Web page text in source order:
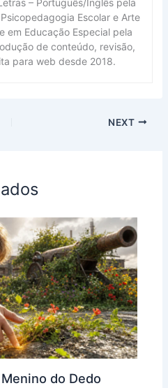
Escolar e Arte
em Educação Especial pela
de conteúdo, revisão,
para web desde 2018.
NEXT
do Dedo